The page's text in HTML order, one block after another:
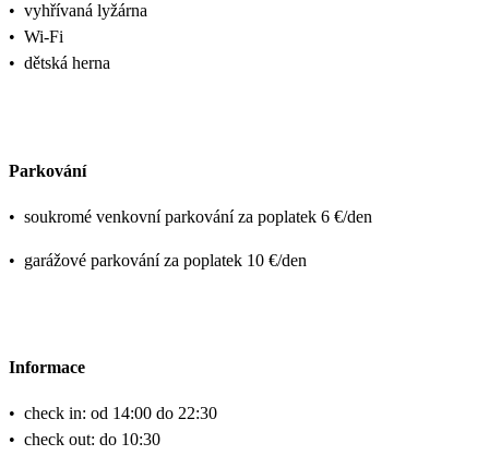
• vyhřívaná lyžárna
• Wi-Fi
• dětská herna
Parkování
• soukromé venkovní parkování za poplatek 6 €/den
• garážové parkování za poplatek 10 €/den
Informace
• check in: od 14:00 do 22:30
• check out: do 10:30